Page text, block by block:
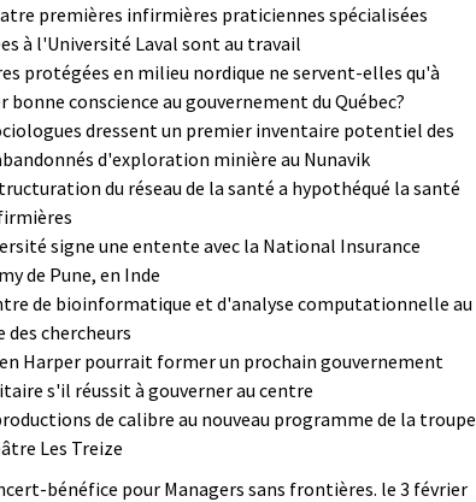
premières infirmières praticiennes spécialisées
à l'Université Laval sont au travail
protégées en milieu nordique ne servent-elles qu'à
bonne conscience au gouvernement du Québec?
dressent un premier inventaire potentiel des
d'exploration minière au Nunavik
du réseau de la santé a hypothéqué la santé
signe une entente avec la National Insurance
de Pune, en Inde
de bioinformatique et d'analyse computationnelle au
des chercheurs
Harper pourrait former un prochain gouvernement
s'il réussit à gouverner au centre
de calibre au nouveau programme de la troupe
Les Treize
bénéfice pour Managers sans frontières. le 3 février